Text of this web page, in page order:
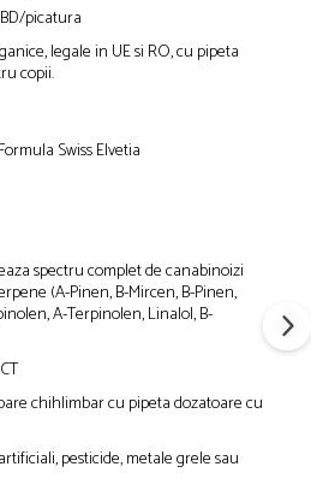
picatura
legale in UE si RO, cu pipeta
copii.
spectru complet de canabinoizi
(A-Pinen, B-Mircen, B-Pinen,
A-Terpinolen, Linalol, B-
chihlimbar cu pipeta dozatoare cu
pesticide, metale grele sau